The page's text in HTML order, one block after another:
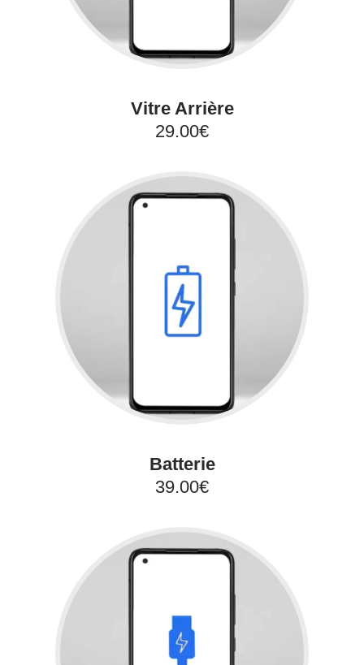
Vitre Arrière
29.00€
Batterie
39.00€